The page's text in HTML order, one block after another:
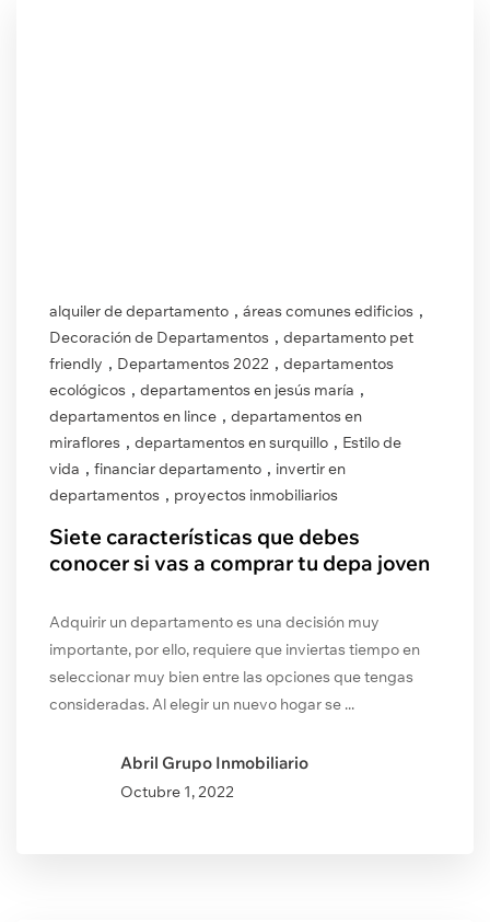
alquiler de departamento , áreas comunes edificios ,
Decoración de Departamentos , departamento pet
friendly , Departamentos 2022 , departamentos
ecológicos , departamentos en jesús maría ,
departamentos en lince , departamentos en
miraflores , departamentos en surquillo , Estilo de
vida , financiar departamento , invertir en
departamentos , proyectos inmobiliarios
Siete características que debes
conocer si vas a comprar tu depa joven
Adquirir un departamento es una decisión muy
importante, por ello, requiere que inviertas tiempo en
seleccionar muy bien entre las opciones que tengas
consideradas. Al elegir un nuevo hogar se ...
Abril Grupo Inmobiliario
Octubre 1, 2022